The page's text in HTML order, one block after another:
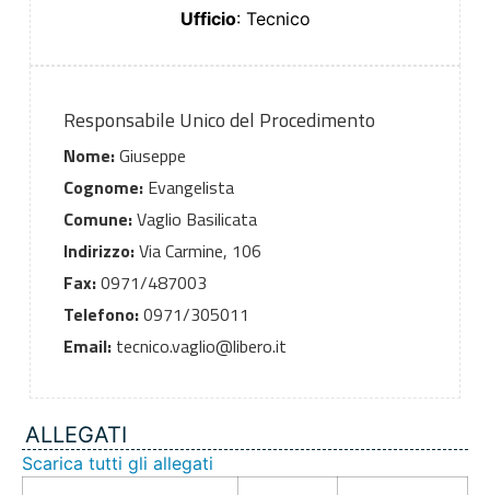
Ufficio: Tecnico
Responsabile Unico del Procedimento
Nome:Giuseppe
Cognome:Evangelista
Comune:Vaglio Basilicata
Indirizzo:Via Carmine, 106
Fax:0971/487003
Telefono:0971/305011
Email:tecnico.vaglio@libero.it
ALLEGATI
Scarica tutti gli allegati